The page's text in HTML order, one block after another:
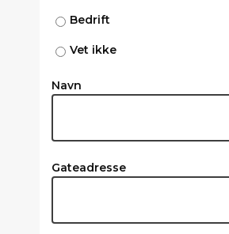
Bedrift
Vet ikke
Navn
Gateadresse